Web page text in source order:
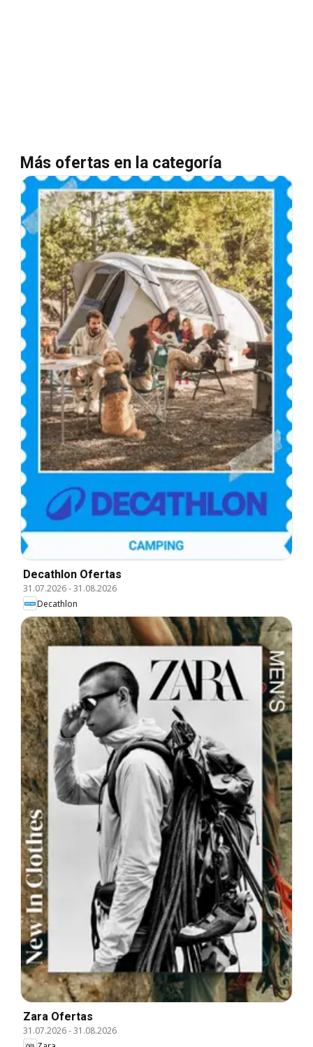
Más ofertas en la categoría
Decathlon Ofertas
31.07.2026-31.08.2026
Decathlon
Zara Ofertas
31.07.2026-31.08.2026